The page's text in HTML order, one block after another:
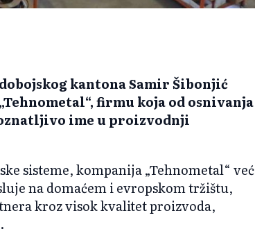
kantona Samir Šibonjić
firmu koja od osnivanja
ime u proizvodnji
sisteme, kompanija „Tehnometal“ već
na domaćem i evropskom tržištu,
kroz visok kvalitet proizvoda,